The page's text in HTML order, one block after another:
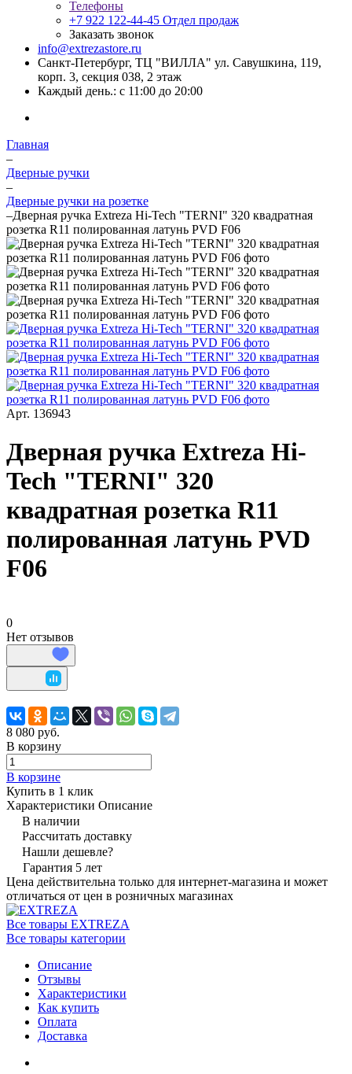
Телефоны
+7 922 122-44-45 Отдел продаж
Заказать звонок
info@extrezastore.ru
Санкт-Петербург, ТЦ "ВИЛЛА" ул. Савушкина, 119,
корп. 3, секция 038, 2 этаж
Каждый день.: с 11:00 до 20:00
Главная
–
Дверные ручки
–
Дверные ручки на розетке
–Дверная ручка Extreza Hi-Tech "TERNI" 320 квадратная
розетка R11 полированная латунь PVD F06
Арт. 136943
Дверная ручка Extreza Hi-
Tech "TERNI" 320
квадратная розетка R11
полированная латунь PVD
F06
0
Нет отзывов
8 080 руб.
В корзину
В корзине
Купить в 1 клик
Характеристики Описание
В наличии
Рассчитать доставку
Нашли дешевле?
Гарантия 5 лет
Цена действительна только для интернет-магазина и может
отличаться от цен в розничных магазинах
Все товары EXTREZA
Все товары категории
Описание
Отзывы
Характеристики
Как купить
Оплата
Доставка